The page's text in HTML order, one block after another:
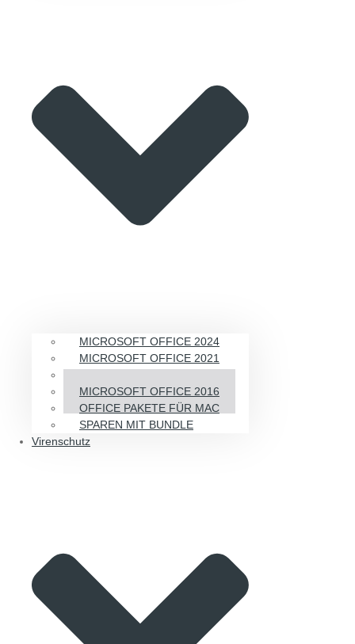
MICROSOFT OFFICE 2024
MICROSOFT OFFICE 2021
MICROSOFT OFFICE 2016
OFFICE PAKETE FÜR MAC
SPAREN MIT BUNDLE
Virenschutz